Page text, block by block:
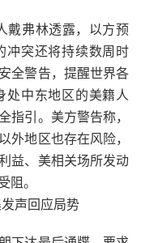
戴弗林透露，以方预
冲突还将持续数周时
全警告，提醒世界各
处中东地区的美籍人
指引。美方警告称，
外地区也存在风险，
益、美相关场所发动
阻。
声回应局势